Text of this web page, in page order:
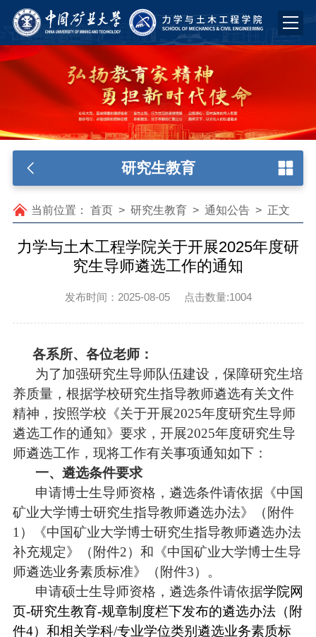
研究生教育
当前位置： 首页> 研究生教育> 通知公告> 正文
力学与土木工程学院关于开展2025年度研
究生导师遴选工作的通知
发布时间：2025-08-05 点击数量:1004
各系所、各位老师：
为了加强研究生导师队伍建设，保障研究生培
养质量，根据学校研究生指导教师遴选有关文件
精神，按照学校 《关于开展2025年度研究生导师
遴选工作的通知》 要求， 开展2025年度研究生导
师遴选工作，现将工作有关事项通知如下：
一、遴选条件要求
申请博士生导师资格，遴选条件请依据《中国
矿业大学博士研究生指导教师遴选办法》（附件
1）《中国矿业大学博士研究生指导教师遴选办法
补充规定》（附件2）和《中国矿业大学博士生导
师遴选业务素质标准》（附件3）。
申请硕士生导师资格，遴选条件请依据学院网
页-研究生教育-规章制度栏下发布的遴选办法（附
件4）和相关学科/专业学位类别遴选业务素质标